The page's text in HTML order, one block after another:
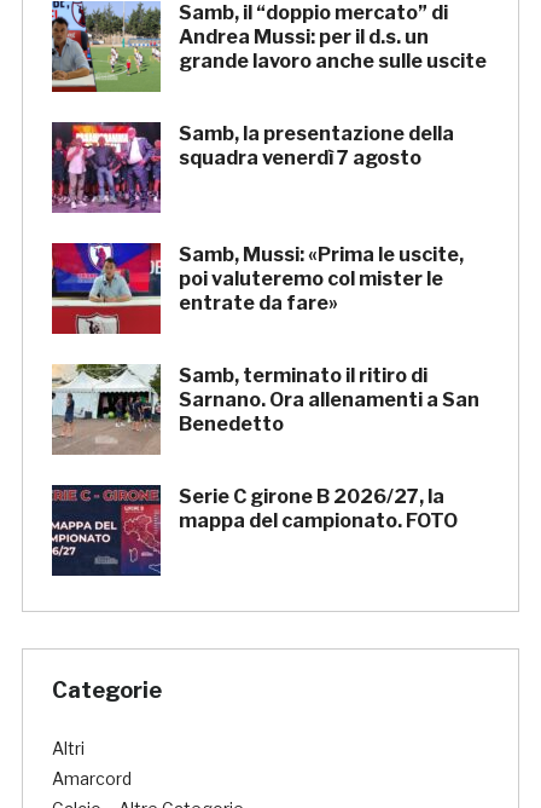
Samb, il “doppio mercato” di
Andrea Mussi: per il d.s. un
grande lavoro anche sulle uscite
Samb, la presentazione della
squadra venerdì 7 agosto
Samb, Mussi: «Prima le uscite,
poi valuteremo col mister le
entrate da fare»
Samb, terminato il ritiro di
Sarnano. Ora allenamenti a San
Benedetto
Serie C girone B 2026/27, la
mappa del campionato. FOTO
Categorie
Altri
Amarcord